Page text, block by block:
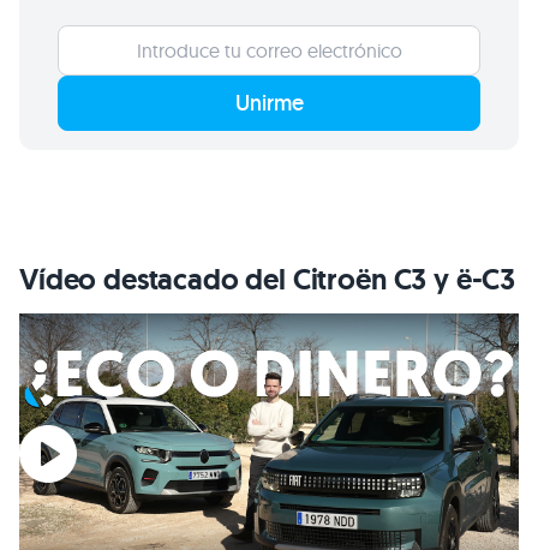
Unirme
Vídeo destacado del Citroën C3 y ë-C3